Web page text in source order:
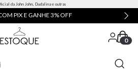
da John John, Dudalina e outras
PIX E GANHE 3% OFF
0